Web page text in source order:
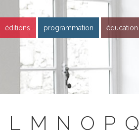
éditions programmation éducation
L M N O P Q